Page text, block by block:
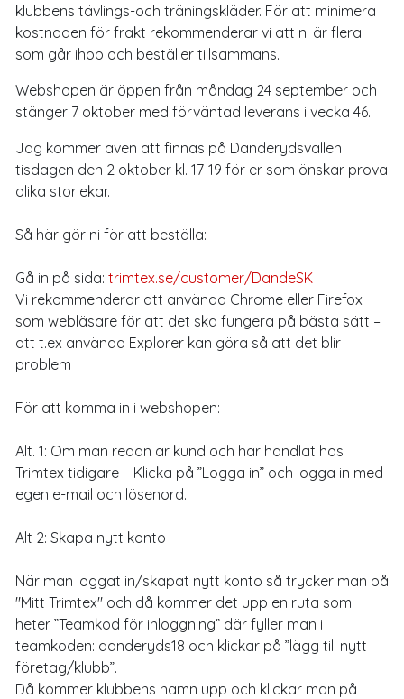
klubbens tävlings-och träningskläder. För att minimera
kostnaden för frakt rekommenderar vi att ni är flera
som går ihop och beställer tillsammans.
Webshopen är öppen från måndag 24 september och
stänger 7 oktober med förväntad leverans i vecka 46.
Jag kommer även att finnas på Danderydsvallen
tisdagen den 2 oktober kl. 17-19 för er som önskar prova
olika storlekar.
Så här gör ni för att beställa:
Gå in på sida: trimtex.se/customer/DandeSK
Vi rekommenderar att använda Chrome eller Firefox
som webläsare för att det ska fungera på bästa sätt –
att t.ex använda Explorer kan göra så att det blir
problem
För att komma in i webshopen:
Alt. 1: Om man redan är kund och har handlat hos
Trimtex tidigare – Klicka på ”Logga in” och logga in med
egen e-mail och lösenord.
Alt 2: Skapa nytt konto
När man loggat in/skapat nytt konto så trycker man på
"Mitt Trimtex" och då kommer det upp en ruta som
heter ”Teamkod för inloggning” där fyller man i
teamkoden: danderyds18 och klickar på ”lägg till nytt
företag/klubb”.
Då kommer klubbens namn upp och klickar man på